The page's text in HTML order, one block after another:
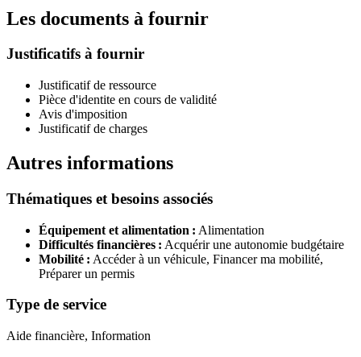
Les documents à fournir
Justificatifs à fournir
Justificatif de ressource
Pièce d'identite en cours de validité
Avis d'imposition
Justificatif de charges
Autres informations
Thématiques et besoins associés
Équipement et alimentation : Alimentation
Difficultés financières : Acquérir une autonomie budgétaire
Mobilité : Accéder à un véhicule, Financer ma mobilité,
Préparer un permis
Type de service
Aide financière, Information